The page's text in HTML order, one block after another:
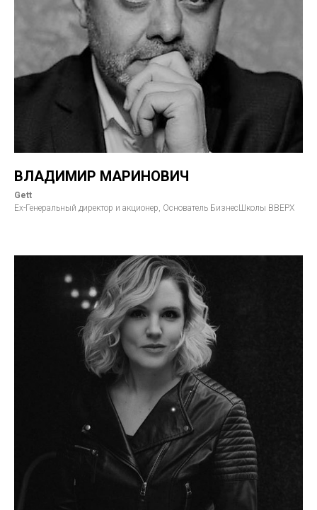
ВЛАДИМИР МАРИНОВИЧ
Gett
Ex-Генеральный директор и акционер, Основатель БизнесШколы ВВЕРХ